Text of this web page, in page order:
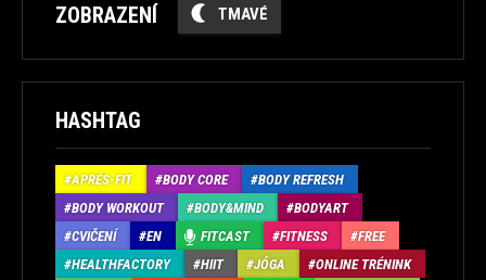
ZOBRAZENÍ TMAVÉ
HASHTAG
APRÉS-FIT BODY CORE
BODY REFRESH
BODY WORKOUT
BODY&MIND
BODYART
CVIČENÍ
EN FITCAST FITNESS
FREE
HEALTHFACTORY
HIIT JÓGA
ONLINE TRÉNINK